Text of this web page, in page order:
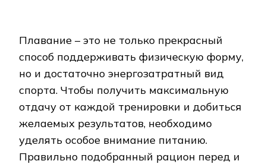
Плавание – это не только прекрасный
способ поддерживать физическую форму,
но и достаточно энергозатратный вид
спорта. Чтобы получить максимальную
отдачу от каждой тренировки и добиться
желаемых результатов, необходимо
уделять особое внимание питанию.
Правильно подобранный рацион перед и